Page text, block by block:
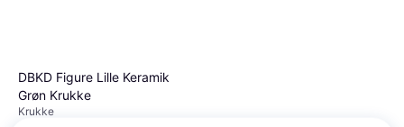
DBKD Figure Lille Keramik
Grøn Krukke
Krukke